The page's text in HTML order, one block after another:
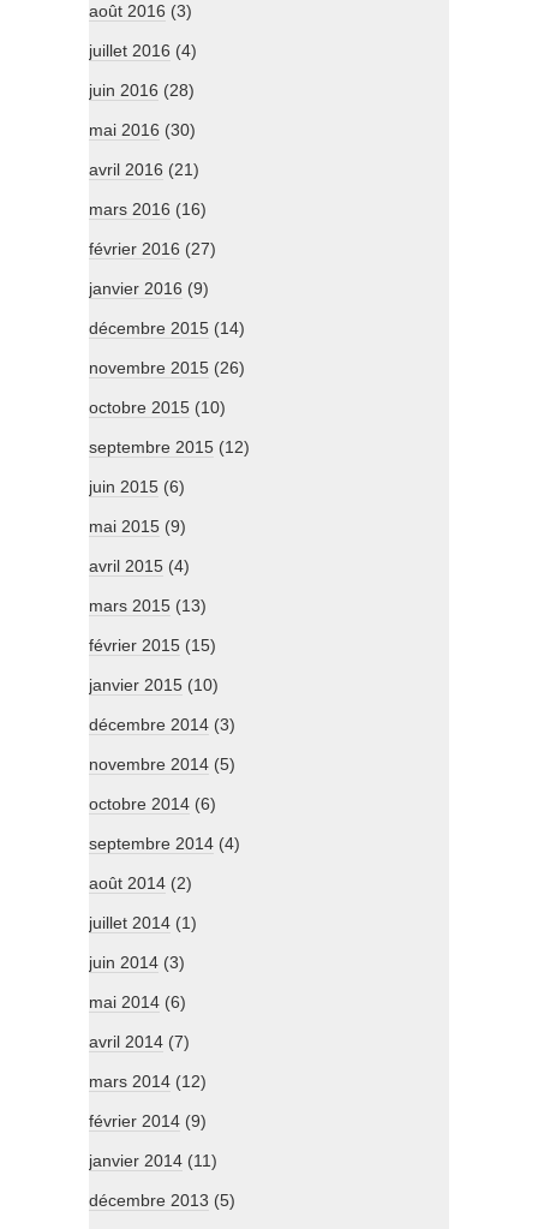
août 2016 (3)
juillet 2016 (4)
juin 2016 (28)
mai 2016 (30)
avril 2016 (21)
mars 2016 (16)
février 2016 (27)
janvier 2016 (9)
décembre 2015 (14)
novembre 2015 (26)
octobre 2015 (10)
septembre 2015 (12)
juin 2015 (6)
mai 2015 (9)
avril 2015 (4)
mars 2015 (13)
février 2015 (15)
janvier 2015 (10)
décembre 2014 (3)
novembre 2014 (5)
octobre 2014 (6)
septembre 2014 (4)
août 2014 (2)
juillet 2014 (1)
juin 2014 (3)
mai 2014 (6)
avril 2014 (7)
mars 2014 (12)
février 2014 (9)
janvier 2014 (11)
décembre 2013 (5)